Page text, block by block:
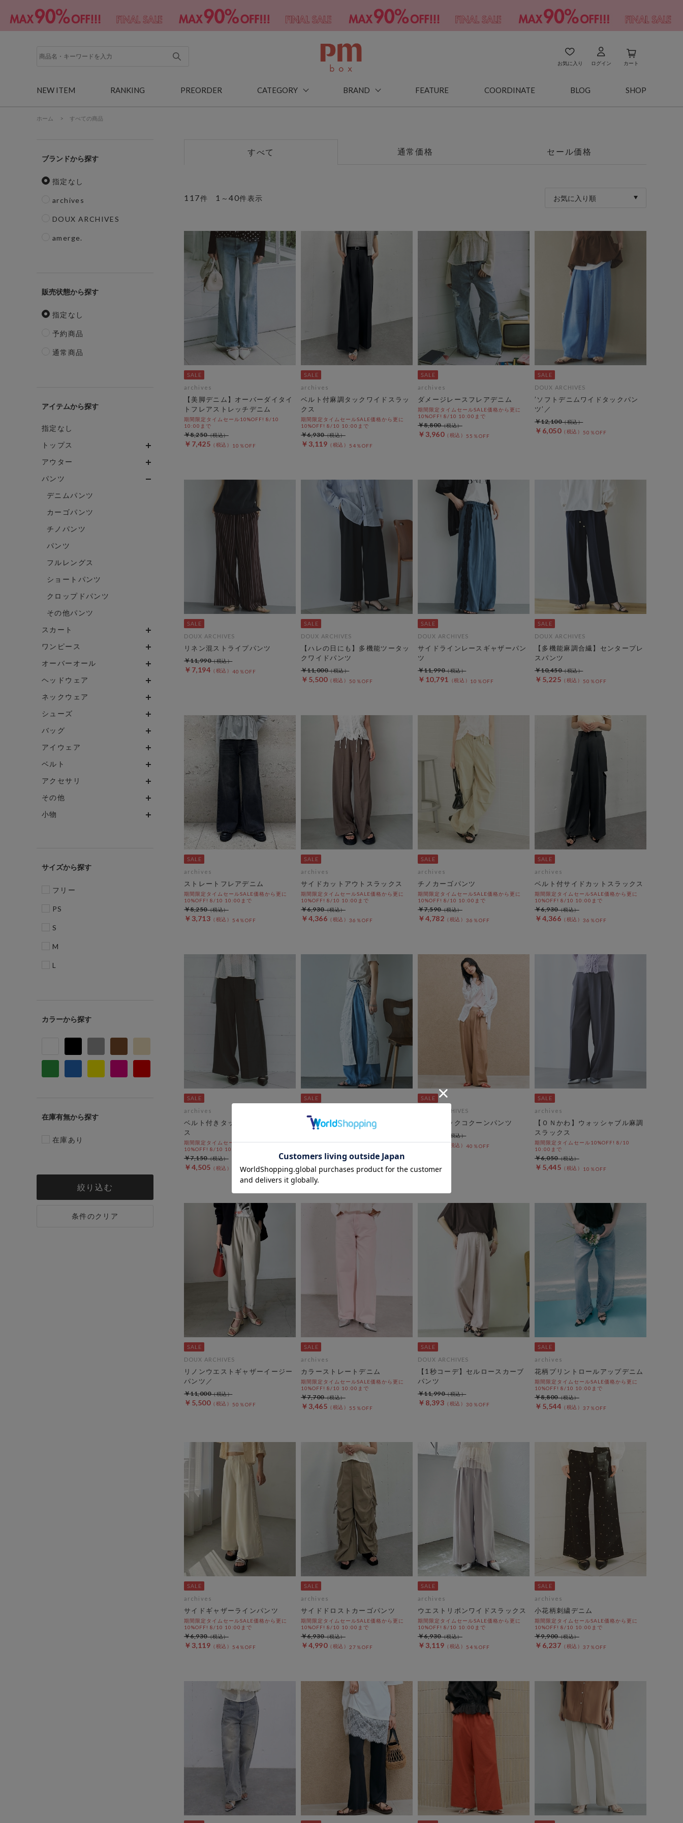
お気に入り ログイン カート
NEW ITEM RANKING PREORDER CATEGORY BRAND FEATURE COORDINATE BLOG SHOP
ホーム > すべての商品
ブランド
指定なし
archives
DOUX ARCHIVES
amerge.
販売状態
指定なし
予約商品
通常商品
アイテム
指定なし
トップス
アウター
パンツ
デニムパンツ
カーゴパンツ
チノパンツ
パンツ
フルレングス
ショートパンツ
クロップドパンツ
その他パンツ
スカート
ワンピース
オーバーオール
ヘッドウェア
ネックウェア
シューズ
バッグ
アイウェア
ベルト
アクセサリ
その他
小物
サイズ
フリー
PS
S
M
L
カラー
在庫有無
在庫あり
絞り込む
条件のクリア
すべて 通常価格 セール価格
117件 1 ～40件表示 お気に入り順
archives
【美脚デニム】オーバーダイタイ
トフレアストレッチデニム
期間限定タイムセール10%OFF! 8/10
10:00まで
￥7,425 10％OFF
￥8,250
archives
ベルト付麻調タックワイドスラッ
クス
期間限定タイムセールSALE価格から更に
10%OFF! 8/10 10:00まで
￥3,119 54％OFF
￥6,930
archives
ダメージレースフレアデニム
期間限定タイムセールSALE価格から更に
10%OFF! 8/10 10:00まで
￥3,960 55％OFF
￥8,800
DOUX ARCHIVES
’ソフトデニムワイドタックパン
ツ’／
￥6,050 50％OFF
￥12,100
DOUX ARCHIVES
リネン混ストライプパンツ
￥7,194 40％OFF
￥11,990
DOUX ARCHIVES
【ハレの日にも】多機能ツータッ
クワイドパンツ
￥5,500 50％OFF
￥11,000
DOUX ARCHIVES
サイドラインレースギャザーパン
ツ
￥10,791 10％OFF
￥11,990
DOUX ARCHIVES
【多機能麻調合繊】センタープレ
スパンツ
￥5,225 50％OFF
￥10,450
archives
ストレートフレアデニム
期間限定タイムセールSALE価格から更に
10%OFF! 8/10 10:00まで
￥3,713 54％OFF
￥8,250
archives
サイドカットアウトスラックス
期間限定タイムセールSALE価格から更に
10%OFF! 8/10 10:00まで
￥4,366 36％OFF
￥6,930
archives
チノカーゴパンツ
期間限定タイムセールSALE価格から更に
10%OFF! 8/10 10:00まで
￥4,782 36％OFF
￥7,590
archives
ベルト付サイドカットスラックス
期間限定タイムセールSALE価格から更に
10%OFF! 8/10 10:00まで
￥4,366 36％OFF
￥6,930
archives
ベルト付きタックワイドスラック
ス
期間限定タイムセールSALE価格から更に
10%OFF! 8/10 10:00まで
￥4,505 36％OFF
￥7,150
センターシームソフトデニム
￥6,050
DOUX ARCHIVES
リネンタックコクーンパンツ
￥8,382 40％OFF
archives
【ＯＮかわ】ウォッシャブル麻調
スラックス
期間限定タイムセール10%OFF! 8/10
10:00まで
￥5,445 10％OFF
￥6,050
DOUX ARCHIVES
リノンウエストギャザーイージー
パンツ／
￥5,500 50％OFF
￥11,000
archives
カラーストレートデニム
期間限定タイムセールSALE価格から更に
10%OFF! 8/10 10:00まで
￥3,465 55％OFF
￥7,700
DOUX ARCHIVES
【1秒コーデ】セルロースカーブ
パンツ
￥8,393 30％OFF
￥11,990
archives
花柄プリントロールアップデニム
期間限定タイムセールSALE価格から更に
10%OFF! 8/10 10:00まで
￥5,544 37％OFF
￥8,800
archives
サイドギャザーラインパンツ
期間限定タイムセールSALE価格から更に
10%OFF! 8/10 10:00まで
￥3,119 54％OFF
￥6,930
archives
サイドドロストカーゴパンツ
期間限定タイムセールSALE価格から更に
10%OFF! 8/10 10:00まで
￥4,990 27％OFF
￥6,930
archives
ウエストリボンワイドスラックス
期間限定タイムセールSALE価格から更に
10%OFF! 8/10 10:00まで
￥3,119 54％OFF
￥6,930
archives
小花柄刺繍デニム
期間限定タイムセールSALE価格から更に
10%OFF! 8/10 10:00まで
￥6,237 37％OFF
￥9,900